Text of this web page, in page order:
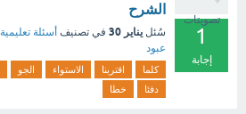
تصويتات
1
إجابة
الشرح
سُئل يناير 30 في تصنيف أسئلة تعليمية
عبود
كلما اقتربنا الاستواء الجو
دفئا
خطا